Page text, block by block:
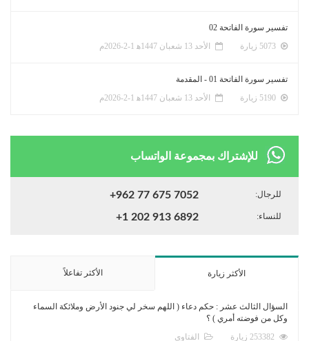
تفسير سورة الفاتحة 02
الأحد 13 شعبان 1447ﻫ 1-2-2026م
تفسير سورة الفاتحة 01 - المقدمة
الأحد 13 شعبان 1447ﻫ 1-2-2026م
للإشتراك بمجموعة الواتساب
للرجال: +962 77 675 7052
للنساء: +1 202 913 6892
الأكثر زيارة الأكثر تفاعلاً
السؤال الثالث عشر : حكم دعاء ( اللهم سخر لي جنود الأرض وملائكة السماء
وكل من فوضته أمري ) ؟
الفتاوى